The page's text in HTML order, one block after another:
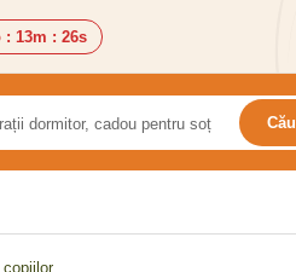
: 13m : 24s